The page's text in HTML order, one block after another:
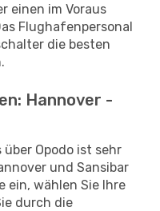
einen im Voraus
Flughafenpersonal
die besten
Hannover -
Opodo ist sehr
und Sansibar
ein, wählen Sie Ihre
durch die